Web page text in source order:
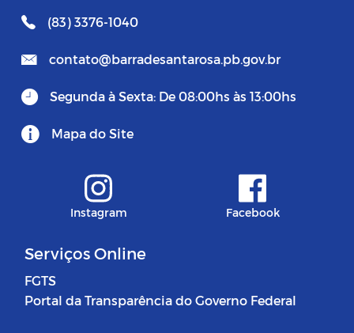
(83) 3376-1040
contato@barradesantarosa.pb.gov.br
Segunda à Sexta: De 08:00hs às 13:00hs
Mapa do Site
Instagram Facebook
Serviços Online
FGTS
Portal da Transparência do Governo Federal